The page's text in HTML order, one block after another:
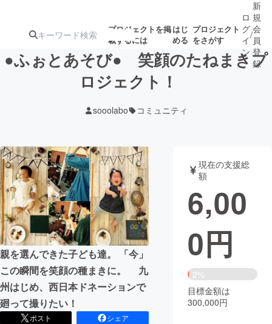
プロジェクトを掲
載するには
はじ
める
プロジェクト
をさがす
ジェクト
ロジェクト
アート・写真 音楽
テクノロジー・ガジェット ゲーム・サ
映像・映画 書籍・雑誌
ビジネス・起業 チャレンジ
まちづくり・地域活性化
ロ
グ
イ
ン
/
新
規
会
員
登
録
●ふぉとあそび● 笑顔のたねまきプ
ロジェクト！
sooolabo コミュニティ
親を選んできた子ども達。 「今」
この瞬間を笑顔の種まきに。 九
州はじめ、西日本ドネーションで
廻って撮りたい！
ポスト
シェア
現在の支援総
額
6,00
0円
2%
目標金額は
300,000円